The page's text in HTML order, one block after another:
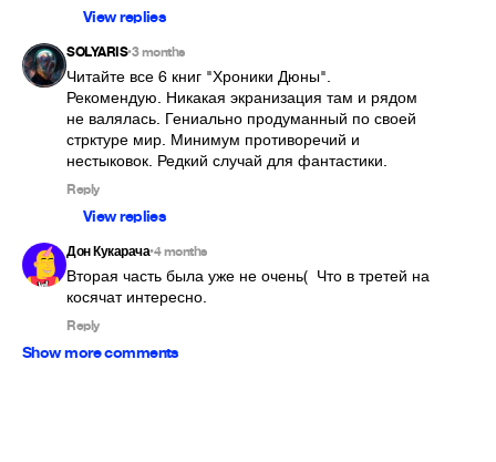
View replies
SOLYARIS•3 months
Читайте все 6 книг "Хроники Дюны".
Рекомендую. Никакая экранизация там и рядом
не валялась. Гениально продуманный по своей
стрктуре мир. Минимум противоречий и
нестыковок. Редкий случай для фантастики.
Reply
View replies
Дон Кукарача•4 months
Вторая часть была уже не очень(  Что в третей на
косячат интересно.
Reply
Show more comments